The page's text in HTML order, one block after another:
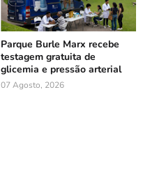
Parque Burle Marx recebe
testagem gratuita de
glicemia e pressão arterial
07 Agosto, 2026